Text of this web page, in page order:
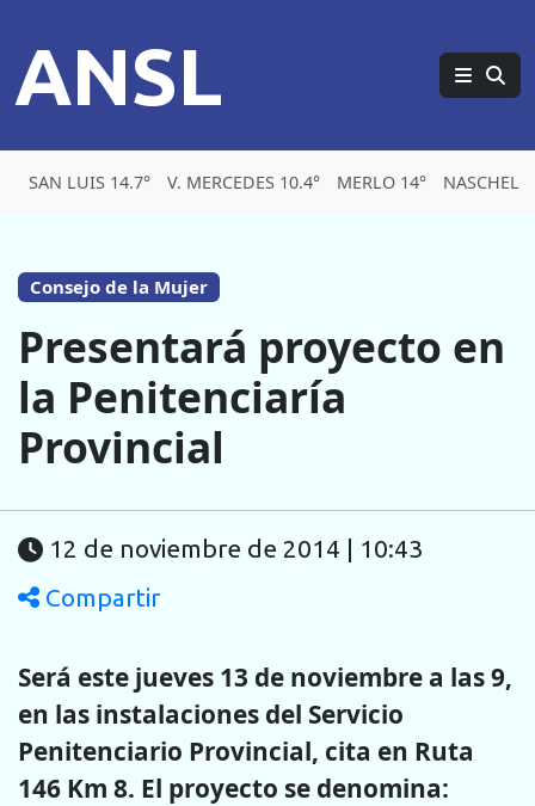
ANSL
SAN LUIS 14.7° V. MERCEDES 10.4° MERLO 14° NASCHEL
Consejo de la Mujer
Presentará proyecto en
la Penitenciaría
Provincial
12 de noviembre de 2014 | 10:43
Compartir
Será este jueves 13 de noviembre a las 9,
en las instalaciones del Servicio
Penitenciario Provincial, cita en Ruta
146 Km 8. El proyecto se denomina: